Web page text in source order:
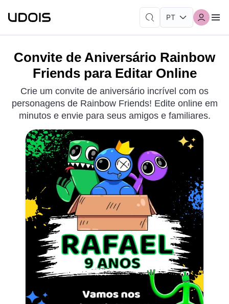
Convite de Aniversário Rainbow
Friends para Editar Online
Crie um convite de aniversário incrível com os
personagens de Rainbow Friends! Edite online em
minutos e envie para seus amigos e familiares.